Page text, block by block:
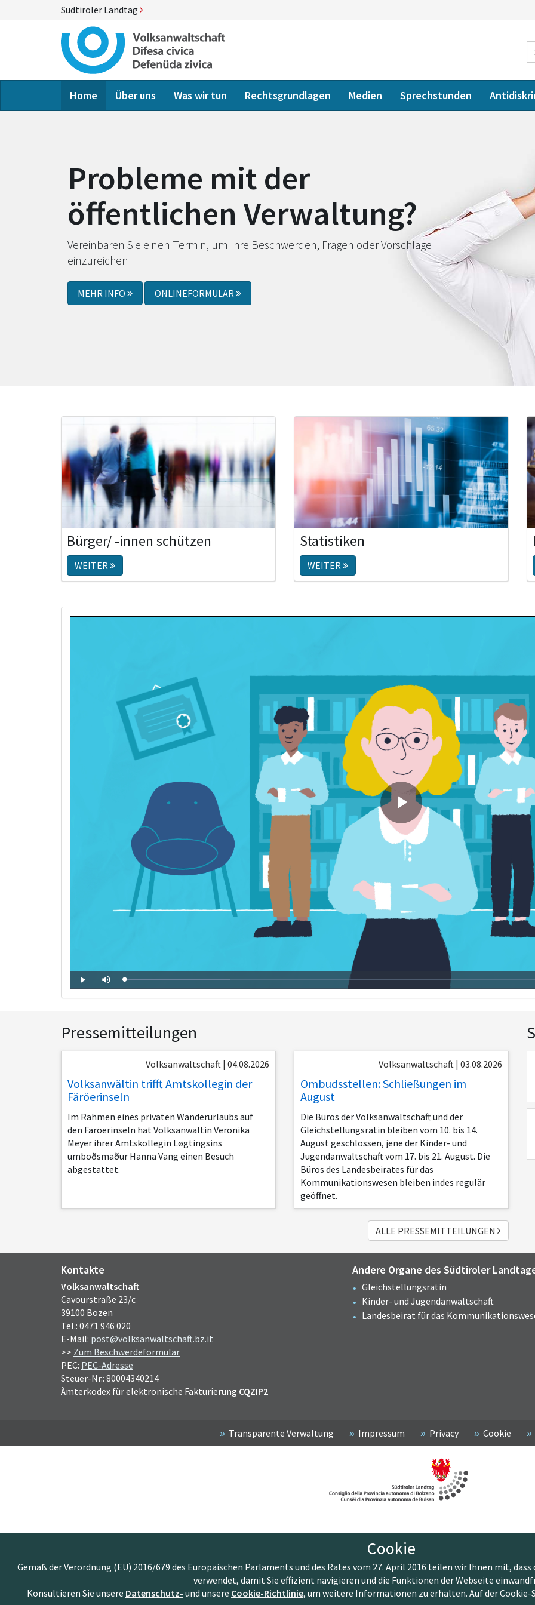
Südtiroler Landtag
Home Über uns Was wir tun Rechtsgrundlagen Medien Sprechstunden
Probleme mit der
öffentlichen Verwaltung?
Vereinbaren Sie einen Termin, um Ihre Beschwerden, Fragen oder Vorschläge
einzureichen
MEHR INFO ONLINEFORMULAR
Bürger/ -innen schützen
WEITER
Statistiken
WEITER
Play
Video
Play
Loaded:
Progress:
0%
Pressemitteilungen
Volksanwaltschaft | 04.08.2026
Volksanwältin trifft Amtskollegin der
Fä­rö­er­in­seln
Im Rahmen eines privaten Wanderurlaubs auf
den Fä­rö­er­in­seln hat Volksanwältin Veronika
Meyer ihrer Amtskollegin Løgtingsins
umboðsmaður Hanna Vang einen Besuch
abgestattet.
Volksanwaltschaft | 03.08.2026
Ombudsstellen: Schließungen im
August
Die Büros der Volksanwaltschaft und der
Gleichstellungsrätin bleiben vom 10. bis 14.
August geschlossen, jene der Kinder- und
Jugendanwaltschaft vom 17. bis 21. August. Die
Büros des Landesbeirates für das
Kommunikationswesen bleiben indes regulär
geöffnet.
ALLE PRESSEMITTEILUNGEN
Kontakte
Volksanwaltschaft
Cavourstraße 23/c
39100 Bozen
Tel.: 0471 946 020
E-Mail: post@volksanwaltschaft.bz.it
>> Zum Beschwerdeformular
PEC: PEC-Adresse
Steuer-Nr.: 80004340214
Ämterkodex für elektronische Fakturierung CQZIP2
Andere Organe des Südtiroler
Gleichstellungsrätin
Kinder- und Jugendanwaltschaft
Landesbeirat für das
Transparente Verwaltung Impressum Privacy Cookie
Cookie
Gemäß der Verordnung (EU) 2016/679 des Europäischen Parlaments und des Rates vom 27. April 2016 teilen wir Ihnen mit,
verwendet, damit Sie effizient navigieren und die Funktionen der Webseite
Konsultieren Sie unsere Datenschutz- und unsere Cookie-Richtlinie, um weitere Informationen zu erhalten. Auf der Cookie-